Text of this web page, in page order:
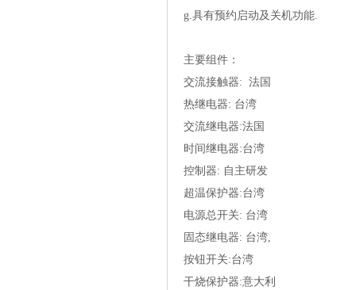
g.具有预约启动及关机功能.
主要组件：
交流接触器:法国
热继电器:台湾
交流继电器:法国
时间继电器:台湾
控制器:自主研发
超温保护器:台湾
电源总开关:台湾
固态继电器:台湾,
按钮开关:台湾
干烧保护器:意大利